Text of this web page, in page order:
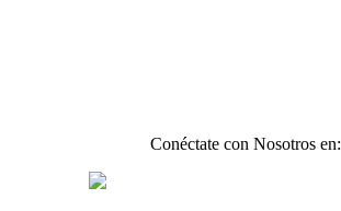
Conéctate con Nosotros en: